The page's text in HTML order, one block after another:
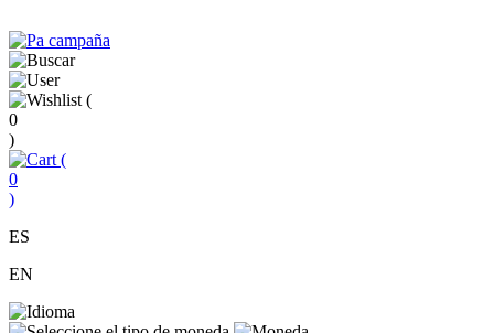
(
0
)
(
0
)
ES
EN